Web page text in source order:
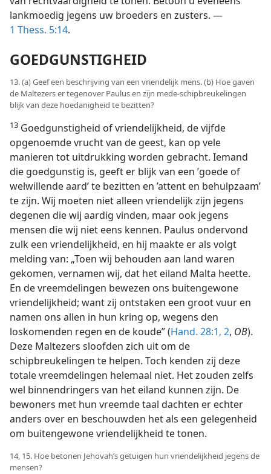
lankmoedig jegens uw broeders en zusters. —
1 Thess. 5:14.
GOEDGUNSTIGHEID
13. (a) Geef een beschrijving van een vriendelijk mens. (b) Hoe gaven
de Maltezers er tegenover Paulus en zijn mede-schipbreukelingen
blijk van deze hoedanigheid te bezitten?
13 Goedgunstigheid of vriendelijkheid, de vijfde
opgenoemde vrucht van de geest, kan op vele
manieren tot uitdrukking worden gebracht. Iemand
die goedgunstig is, geeft er blijk van een ’goede of
welwillende aard’ te bezitten en ’attent en behulpzaam’
te zijn. Wij moeten niet alleen vriendelijk zijn jegens
degenen die wij aardig vinden, maar ook jegens
mensen die wij niet eens kennen. Paulus ondervond
zulk een vriendelijkheid, en hij maakte er als volgt
melding van: „Toen wij behouden aan land waren
gekomen, vernamen wij, dat het eiland Malta heette.
En de vreemdelingen bewezen ons buitengewone
vriendelijkheid; want zij ontstaken een groot vuur en
namen ons allen in hun kring op, wegens den
loskomenden regen en de koude” (Hand. 28:1, 2, OB).
Deze Maltezers sloofden zich uit om de
schipbreukelingen te helpen. Toch kenden zij deze
totale vreemdelingen helemaal niet. Het zouden zelfs
wel binnendringers van het eiland kunnen zijn. De
bewoners met hun vreemde taal dachten er echter
anders over en beschouwden het als een gelegenheid
om buitengewone vriendelijkheid te tonen.
14, 15. Hoe betonen Jehovah’s getuigen hun vriendelijkheid jegens de
mensen?